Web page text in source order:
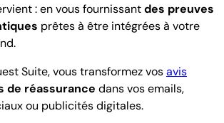
: en vous fournissantdes preuves
prêtes à être intégrées à votre
Suite, vous transformezvosavis
de réassurance dans vos emails,
ou publicités digitales.